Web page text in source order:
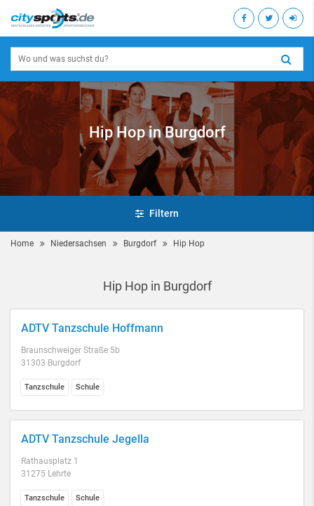
Hip Hop in Burgdorf
Filtern
Home Niedersachsen Burgdorf Hip Hop
Hip Hop in Burgdorf
ADTV Tanzschule Hoffmann
Braunschweiger Straße 5b
31303 Burgdorf
Tanzschule Schule
ADTV Tanzschule Jegella
Rathausplatz 1
31275 Lehrte
Tanzschule Schule